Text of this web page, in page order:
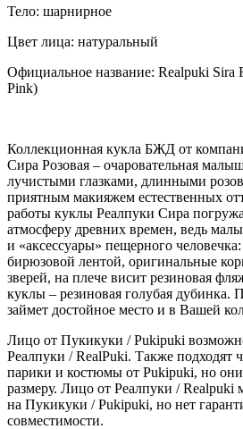
Тело: шарнирное
Цвет лица: натуральный
Официальное название: Realpuki Sira
Pink)
Коллекционная кукла БЖД от
Сира Розовая – очаровательная
лучистыми глазками, длинными
приятным макияжем естественных
работы куклы Реалпуки Сира
атмосферу древних времен, ведь
и «аксессуары» пещерного
бирюзовой лентой, оригинальные
зверей, на плече висит резиновая
куклы – резиновая голубая дубинка.
займет достойное место и в Вашей
Лицо от Пукикуки / Pukipuki
Реалпуки / RealPuki. Также подходят
парики и костюмы от Pukipuki, но
размеру. Лицо от Реалпуки / Realpuki
на Пукикуки / Pukipuki, но нет
совместимости.